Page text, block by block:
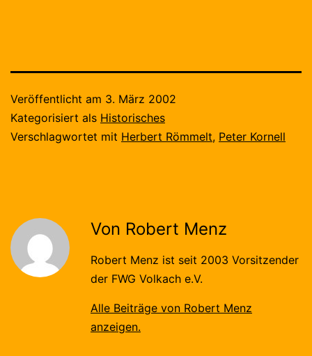
Veröffentlicht am 3. März 2002
Kategorisiert als Historisches
Verschlagwortet mit Herbert Römmelt, Peter Kornell
Von Robert Menz
Robert Menz ist seit 2003 Vorsitzender
der FWG Volkach e.V.
Alle Beiträge von Robert Menz
anzeigen.